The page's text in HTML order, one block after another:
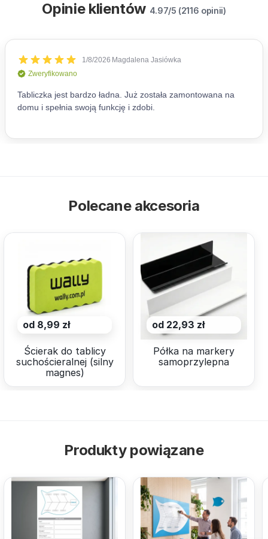
Opinie klientów 4.97/5 (2116 opinii)
Polecane akcesoria
od 8,99 zł
Ścierak do tablicy
suchościeralnej (silny
magnes)
od 22,93 zł
Półka na markery
samoprzylepna
Produkty powiązane